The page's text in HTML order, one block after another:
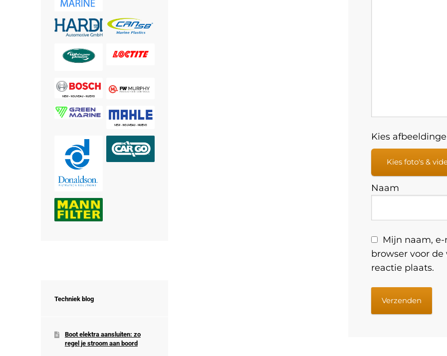
Kies
Kies foto's &
Naam
Mijn naam,
browser voor
reactie plaats.
Techniek blog
Boot elektra aansluiten: zo
regel je stroom aan boord